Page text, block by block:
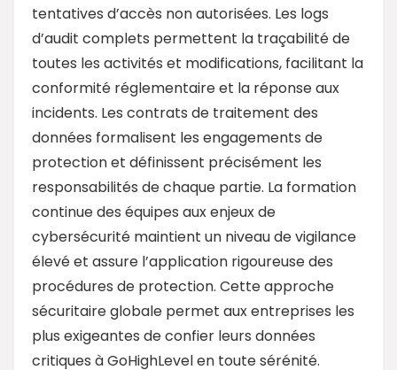
tentatives d’accès non autorisées. Les logs
d’audit complets permettent la traçabilité de
toutes les activités et modifications, facilitant la
conformité réglementaire et la réponse aux
incidents. Les contrats de traitement des
données formalisent les engagements de
protection et définissent précisément les
responsabilités de chaque partie. La formation
continue des équipes aux enjeux de
cybersécurité maintient un niveau de vigilance
élevé et assure l’application rigoureuse des
procédures de protection. Cette approche
sécuritaire globale permet aux entreprises les
plus exigeantes de confier leurs données
critiques à GoHighLevel en toute sérénité.